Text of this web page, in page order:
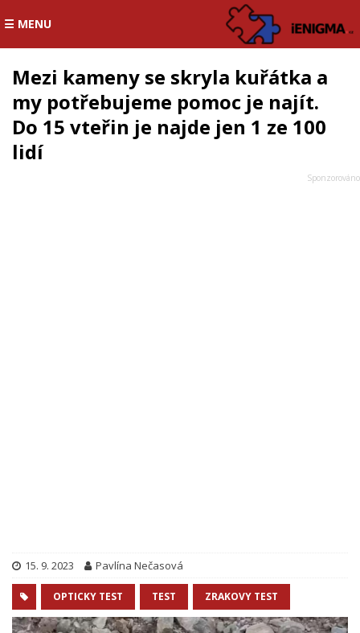
☰ MENU
Mezi kameny se skryla kuřátka a
my potřebujeme pomoc je najít.
Do 15 vteřin je najde jen 1 ze 100
lidí
15. 9. 2023 Pavlína Nečasová
OPTICKY TEST TEST ZRAKOVY TEST